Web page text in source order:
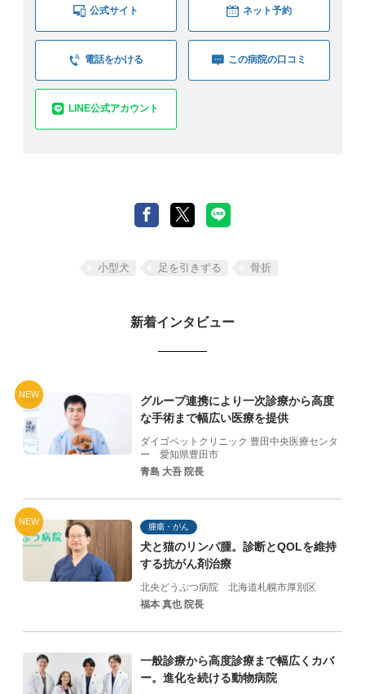
公式サイト ネット予約
電話をかける この病院の口コミ
LINE公式アカウント
⼩型⽝ ⾜を引きずる 骨折
新着インタビュー
NEW
グループ連携により一次診療から高度
な手術まで幅広い医療を提供
ダイゴペットクリニック 豊田中央医療センタ
ー 愛知県豊田市
青島 大吾 院長
NEW
腫瘍・がん
犬と猫のリンパ腫。診断とQOLを維持
する抗がん剤治療
北央どうぶつ病院 北海道札幌市厚別区
福本 真也 院長
一般診療から高度診療まで幅広くカバ
ー。進化を続ける動物病院